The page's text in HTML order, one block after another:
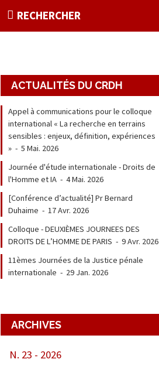
RECHERCHER
ACTUALITÉS DU CRDH
Appel à communications pour le colloque
international « La recherche en terrains
sensibles : enjeux, définition, expériences
» -5 Mai. 2026
Journée d'étude internationale - Droits de
l'Homme et IA -4 Mai. 2026
[Conférence d’actualité] Pr Bernard
Duhaime -17 Avr. 2026
Colloque - DEUXIÈMES JOURNEES DES
DROITS DE L’HOMME DE PARIS -9 Avr. 2026
11èmes Journées de la Justice pénale
internationale - 29 Jan. 2026
ARCHIVES
N. 23 - 2026